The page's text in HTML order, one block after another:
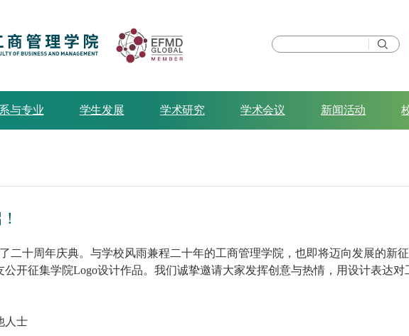
与专业 学生发展 学术研究 学术会议 新闻活动
二十周年庆典。与学校风雨兼程二十年的工商管理学院，也即将迈向发展的新征
公开征集学院Logo设计作品。 我们诚挚邀请大家发挥创意与热情，用设计表达对
人士